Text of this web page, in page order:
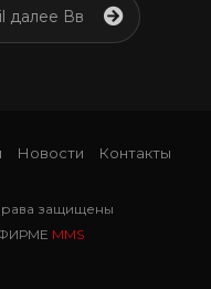
Новости Контакты
защищены
MMS